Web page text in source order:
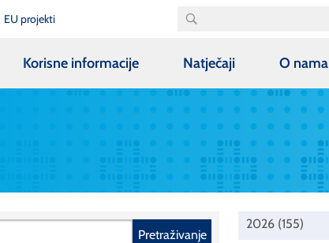
EU projekti
Korisne informacije Natječaji O nama
Pretraživanje
2026 (155)